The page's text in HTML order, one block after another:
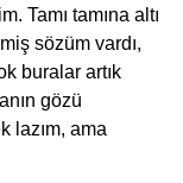
Tamı tamına altı
sözüm vardı,
buralar artık
gözü
lazım, ama